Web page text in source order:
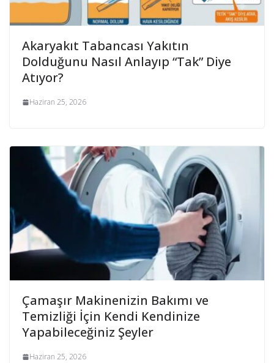
Akaryakıt Tabancası Yakıtın
Dolduğunu Nasıl Anlayıp “Tak” Diye
Atıyor?
Haziran 25, 2026
Çamaşır Makinenizin Bakımı ve
Temizliği İçin Kendi Kendinize
Yapabileceğiniz Şeyler
Haziran 25, 2026